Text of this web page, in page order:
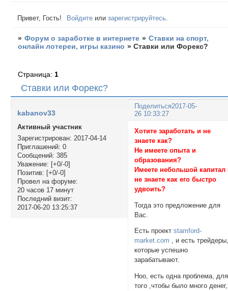
Привет, Гость! Войдите илизарегистрируйтесь
» Форум о заработке в интернете » Ставки на спорт,
онлайн лотереи, игры казино »Ставки или Форекс?
Ставки или Форекс?
Страница: 1
Поделиться2017-05-
26 10:33:27
kabanov33
Активный участник
Зарегистрирован: 2017-04-14
Приглашений: 0
Сообщений: 385
Уважение: [+0/-0]
Позитив: [+0/-0]
Провел на форуме:
20 часов 17 минут
Последний визит:
2017-06-20 13:25:37
Хотите заработать и не
знаете как?
Не имеете опыта и
образования?
Имеете небольшой капитал
не знаете как его быстро
удвоить?
Тогда это предложение для
Вас.
Есть проектstamford-
market.com , и есть
которые успешно
зарабатывают.
Ноо, есть одна проблема, для
того ,чтобы было много денег,